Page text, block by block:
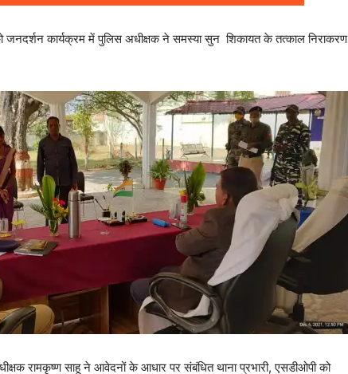
जनदर्शन कार्यक्रम में पुलिस अधीक्षक ने समस्या सुन शिकायत के तत्काल निराकरण
रामकृष्ण साहू ने आवेदनों के आधार पर संबंधित थाना प्रभारी, एसडीओपी को